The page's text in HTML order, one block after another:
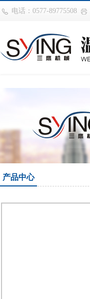
华体会平台
电话：0577-89775508
产品中心